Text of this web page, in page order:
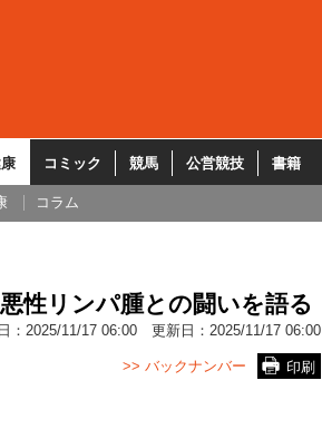
コミック 競馬 公営競技 書籍
コラム
性リンパ腫との闘いを語る
： 2025/11/17 06:00 更新日： 2025/11/17 06:00
印刷
>> バックナンバー